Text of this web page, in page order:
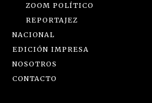
ZOOM POLÍTICO
REPORTAJEZ
NACIONAL
EDICIÓN IMPRESA
NOSOTROS
CONTACTO